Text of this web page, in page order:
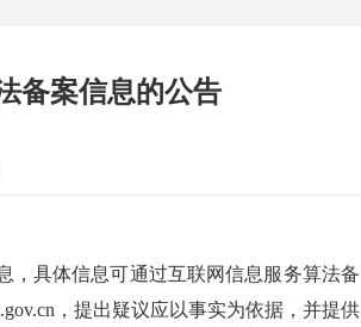
备案信息的公告
，具体信息可通过互联网信息服务算法备
，提出疑议应以事实为依据，并提供